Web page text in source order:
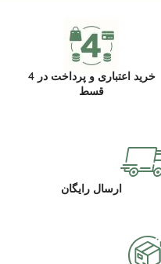
خرید اعتباری و پرداخت در 4
قسط
ارسال رایگان